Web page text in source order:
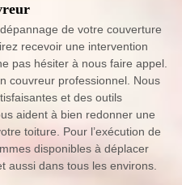
de votre couverture
recevoir une intervention
pas hésiter à nous faire appel.
couvreur professionnel. Nous
et des outils
aident à bien redonner une
toiture. Pour l’exécution de
disponibles à déplacer
aussi dans tous les environs.